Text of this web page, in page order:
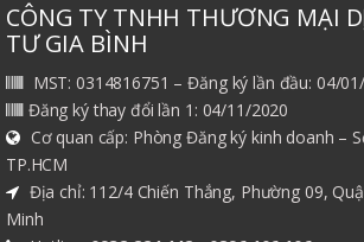
CÔNG TY TNHH THƯƠNG MẠI
TƯ GIA BÌNH
MST: 0314816751 – Đăng ký lần đầu: 04/
Đăng ký thay đổi lần 1: 04/11/2020
Cơ quan cấp: Phòng Đăng ký kinh doanh –
TP.HCM
Địa chỉ: 112/4 Chiến Thắng, Phường 09,
Minh